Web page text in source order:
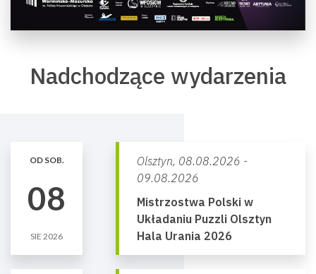
Nadchodzące wydarzenia
OD SOB.
08
SIE 2026
Olsztyn, 08.08.2026 -
09.08.2026
Mistrzostwa Polski w
Układaniu Puzzli Olsztyn
Hala Urania 2026